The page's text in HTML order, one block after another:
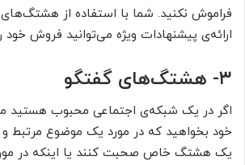
فراموش نکنید. شما با استفاده از هشتگ‌های
ارائه‌ی پیشنهادات ویژه می‌توانید فروش خود
۳- هشتگ‌های گفتگو
اگر در یک شبکه‌ی اجتماعی محبوب هستید
خود بخواهید که در مورد یک موضوع مرتبط و
یک هشتگ خاص صحبت کنند یا اینکه در